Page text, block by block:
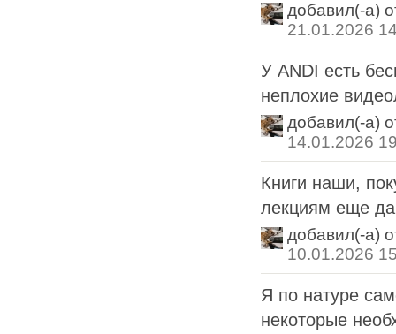
добавил(-а)
21.01.2026
У ANDI есть
неплохие
добавил(-а)
14.01.2026
Книги наши,
лекциям еще
добавил(-а)
10.01.2026
Я по натуре
некоторые